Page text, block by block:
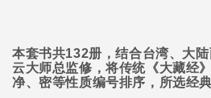
本套书共132册，结合台湾、大
云大师总监修，将传统《大藏经
净、密等性质编号排序，所选经